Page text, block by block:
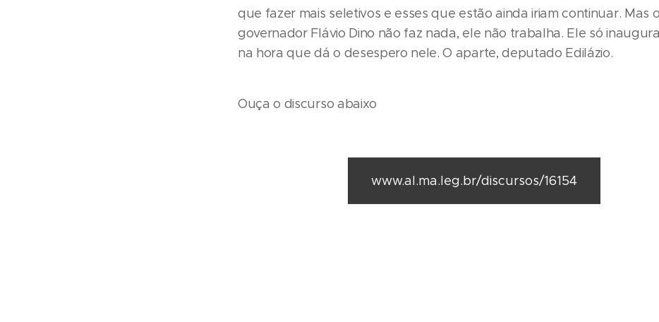
que fazer mais seletivos e esses que estão ainda iriam continuar. Mas o
governador Flávio Dino não faz nada, ele não trabalha. Ele só
na hora que dá o desespero nele. O aparte, deputado Edilázio.
Ouça o discurso abaixo
www.al.ma.leg.br/discursos/16154